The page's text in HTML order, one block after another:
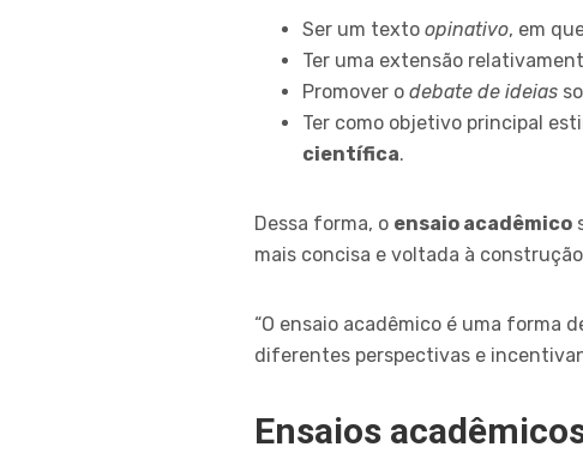
Ser um texto opinativo, em
Ter uma extensão
Promover o debate de ideias
Ter como objetivo principal
científica.
Dessa forma, o ensaio acadêmico
mais concisa e voltada à
“O ensaio acadêmico é uma forma
diferentes perspectivas e
Ensaios